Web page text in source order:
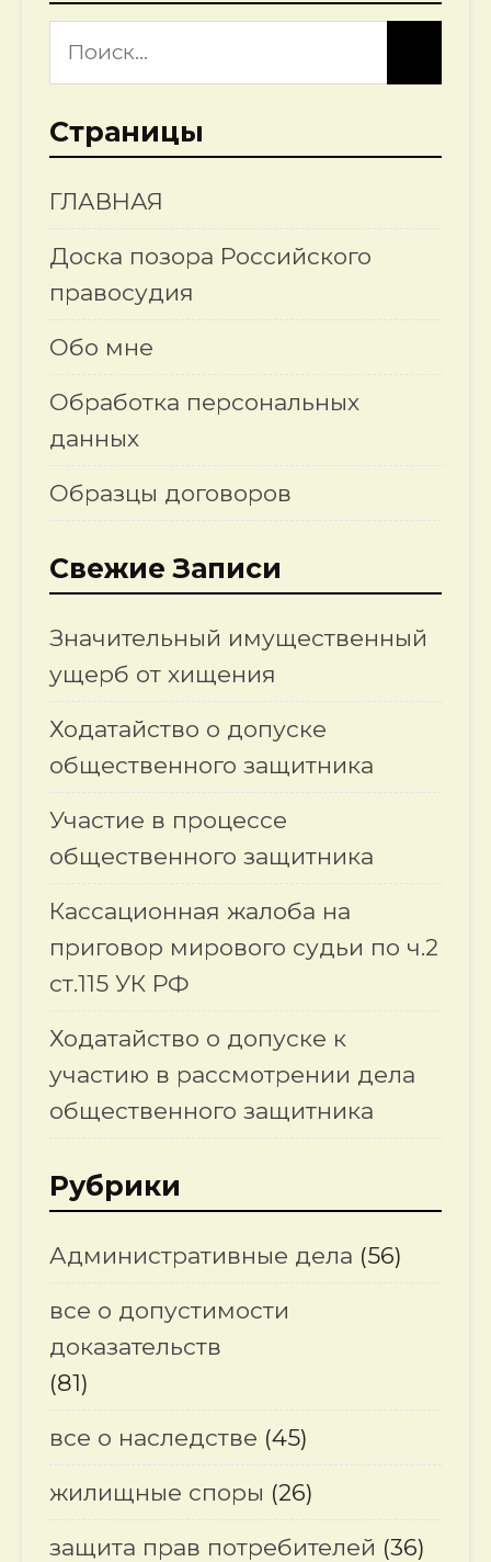
Страницы
ГЛАВНАЯ
Доска позора Российского
правосудия
Обо мне
Обработка персональных
данных
Образцы договоров
Свежие Записи
Значительный имущественный
ущерб от хищения
Ходатайство о допуске
общественного защитника
Участие в процессе
общественного защитника
Кассационная жалоба на
приговор мирового судьи по ч.2
ст.115 УК РФ
Ходатайство о допуске к
участию в рассмотрении дела
общественного защитника
Рубрики
Административные дела (56)
все о допустимости
доказательств
(81)
все о наследстве (45)
жилищные споры (26)
защита прав потребителей (36)